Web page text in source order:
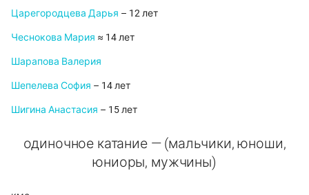
Царегородцева Дарья – 12 лет
Чеснокова Мария ≈ 14 лет
Шарапова Валерия
Шепелева София – 14 лет
Шигина Анастасия – 15 лет
одиночное катание — (мальчики, юноши,
юниоры, мужчины)